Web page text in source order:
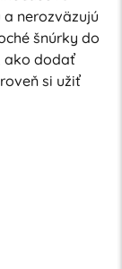
nerozväzujú
šnúrky do
ako dodať
si užiť